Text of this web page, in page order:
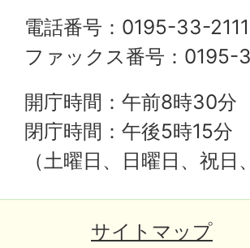
電話番号：0195-33-2111
ファックス番号：
開庁時間：午前8時30分
閉庁時間：午後5時15分
（土曜日、日曜日、祝
サイトマップ